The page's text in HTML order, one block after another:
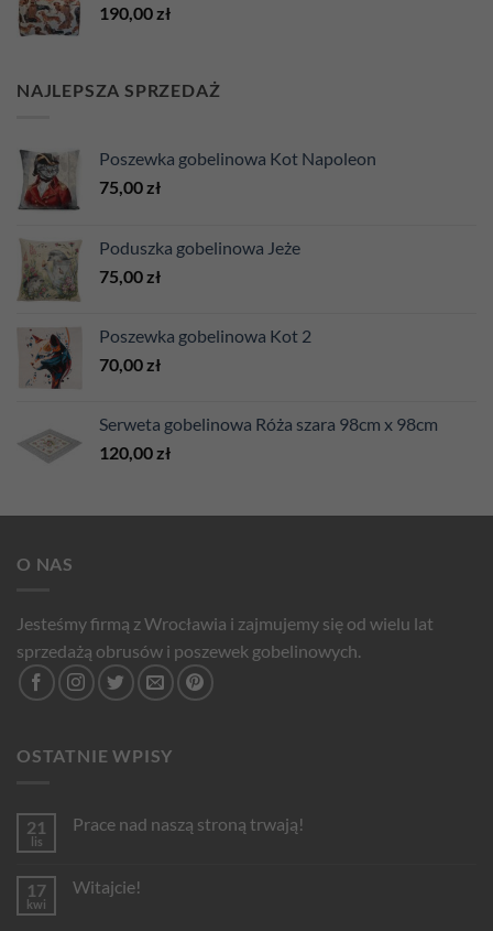
190,00 zł
NAJLEPSZA SPRZEDAŻ
Poszewka gobelinowa Kot Napoleon
75,00 zł
Poduszka gobelinowa Jeże
75,00 zł
Poszewka gobelinowa Kot 2
70,00 zł
Serweta gobelinowa Róża szara 98cm x 98cm
120,00 zł
O NAS
Jesteśmy firmą z Wrocławia i zajmujemy się od wielu lat
sprzedażą obrusów i poszewek gobelinowych.
OSTATNIE WPISY
21
lis
Prace nad naszą stroną trwają!
Prace
17
kwi
Witajcie!